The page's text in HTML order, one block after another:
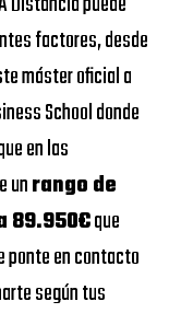
factores, desde
máster oficial a
School donde
en las
unrango de
89.950€que
ponte en contacto
según tus